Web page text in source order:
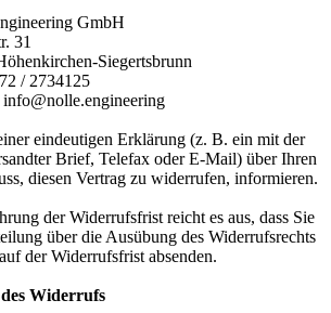
GmbH
31
Siegertsbrunn
/ 2734125
eindeutigen Erklärung (z. B. ein mit der
Brief, Telefax oder E-Mail) über Ihren
diesen Vertrag zu widerrufen, informieren.
der Widerrufsfrist reicht es aus, dass Sie
über die Ausübung des Widerrufsrechts
der Widerrufsfrist absenden.
Widerrufs